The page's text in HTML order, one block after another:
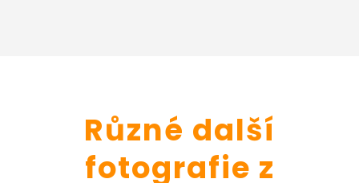
Různé další
fotografie z